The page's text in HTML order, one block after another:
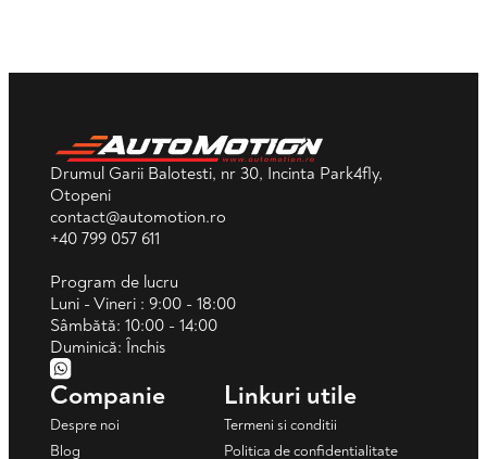
Drumul Garii Balotesti, nr 30, Incinta Park4fly,
Otopeni
contact@automotion.ro
+40 799 057 611
Program de lucru
Luni - Vineri : 9:00 - 18:00
Sâmbătă: 10:00 - 14:00
Duminică: Închis
Companie
Despre noi
Blog
Linkuri utile
Termeni si conditii
Politica de confidentialitate